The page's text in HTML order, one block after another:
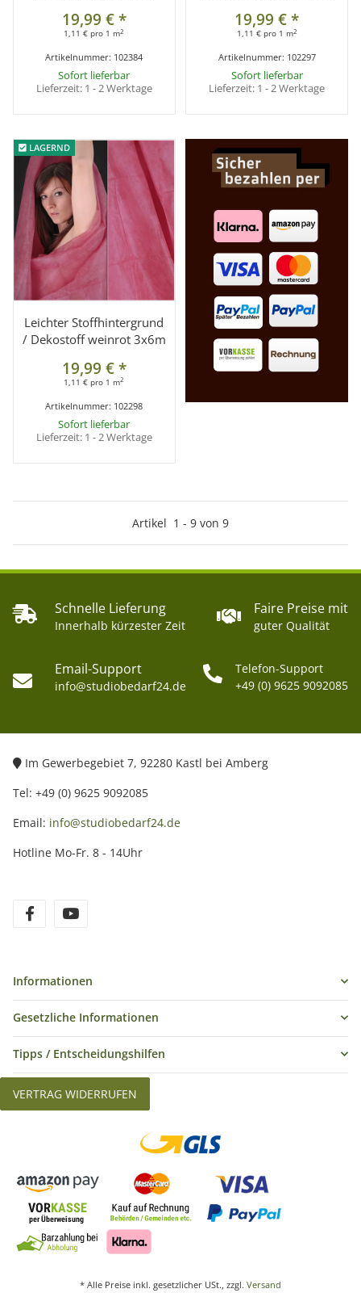
19,99 €*
1,11 € pro 1 m2
Artikelnummer: 102384
Sofort lieferbar
Lieferzeit: 1 - 2 Werktage
19,99 €*
1,11 € pro 1 m2
Artikelnummer: 102297
Sofort lieferbar
Lieferzeit: 1 - 2 Werktage
LAGERND
LAGERND
Leichter Stoffhintergrund
/ Dekostoff weinrot 3x6m
19,99 €*
1,11 € pro 1 m2
Artikelnummer: 102298
Sofort lieferbar
Lieferzeit: 1 - 2 Werktage
Artikel 1 - 9 von 9
Schnelle Lieferung
Innerhalb kürzester Zeit
Faire Preise mit
guter Qualität
Email-Support
info@studiobedarf24.de
Telefon-Support
+49 (0) 9625 9092085
Im Gewerbegebiet 7, 92280 Kastl bei Amberg
Tel: +49 (0) 9625 9092085
Email: info@studiobedarf24.de
Hotline Mo-Fr. 8 - 14Uhr
Informationen
Gesetzliche Informationen
Tipps / Entscheidungshilfen
VERTRAG WIDERRUFEN
* Alle Preise inkl. gesetzlicher USt., zzgl. Versand